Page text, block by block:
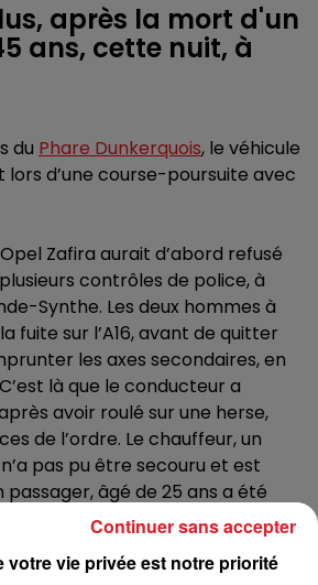
après la mort d'un
ans, cette nuit, à
du Phare Dunkerquois, le véhicule
d’une course-poursuite avec
Zafira aurait d’abord refusé
contrôles de police, à
Synthe. Les deux hommes à
fuite sur l’A16, avant de quitter
les axes secondaires, en
là que le conducteur a
avoir roulé sur une herse,
de l’ordre. Le chauffeur, un
pas pu être secouru et est
âgé de 25 ans a été
Les deux hommes seraient des
Un cran d’arrêt et un bidon
dans le véhicule
votre vie privée est notre priorité
Continuer sans accepter